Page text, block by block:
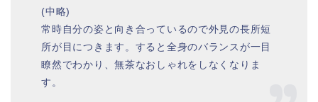
(中略)
常時自分の姿と向き合っているので外見の長所短
所が目につきます。すると全身のバランスが一目
瞭然でわかり、無茶なおしゃれをしなくなりま
す。